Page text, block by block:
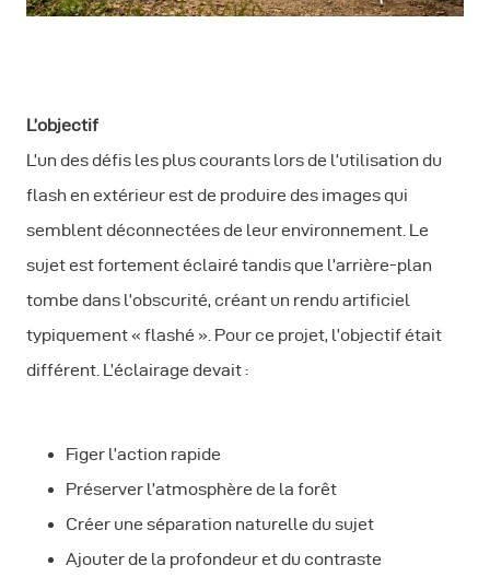
L’objectif
L’un des défis les plus courants lors de l’utilisation du
flash en extérieur est de produire des images qui
semblent déconnectées de leur environnement. Le
sujet est fortement éclairé tandis que l’arrière-plan
tombe dans l’obscurité, créant un rendu artificiel
typiquement « flashé ». Pour ce projet, l’objectif était
différent. L’éclairage devait :
Figer l’action rapide
Préserver l’atmosphère de la forêt
Créer une séparation naturelle du sujet
Ajouter de la profondeur et du contraste